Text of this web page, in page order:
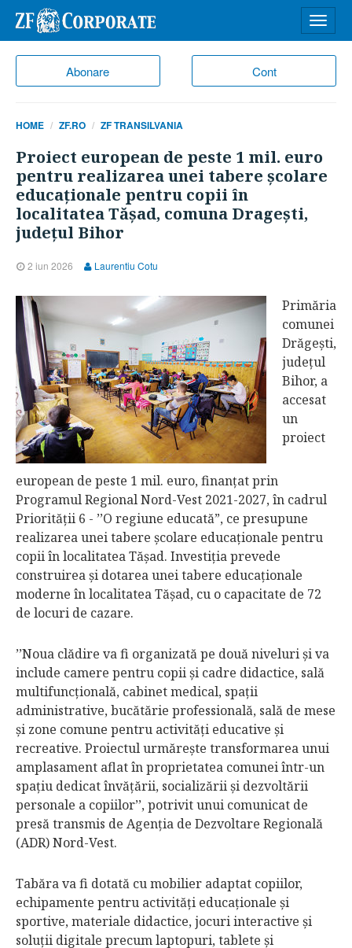
Abonare Cont
meniu
HOME ZF.RO ZF TRANSILVANIA
Proiect european de peste 1 mil. euro
pentru realizarea unei tabere şcolare
educaţionale pentru copii în
localitatea Tăşad, comuna Drageşti,
judeţul Bihor
2 iun 2026 Laurentiu Cotu
Primăria
comunei
Drăgeşti,
judeţul
Bihor, a
accesat
un
proiect
european de peste 1 mil. euro, finanţat prin
Programul Regional Nord-Vest 2021-2027, în cadrul
Priorităţii 6 - ’’O regiune educată”, ce presupune
realizarea unei tabere şcolare educaţionale pentru
copii în localitatea Tăşad. Investiţia prevede
construirea şi dotarea unei tabere educaţionale
moderne în localitatea Tăşad, cu o capacitate de 72
de locuri de cazare.
’’Noua clădire va fi organizată pe două niveluri şi va
include camere pentru copii şi cadre didactice, sală
multifuncţională, cabinet medical, spaţii
administrative, bucătărie professională, sală de mese
şi zone comune pentru activităţi educative şi
recreative. Proiectul urmăreşte transformarea unui
amplasament aflat în proprietatea comunei într-un
spaţiu dedicat învăţării, socializării şi dezvoltării
personale a copiilor’’, potrivit unui comunicat de
presă transmis de Agenţia de Dezvoltare Regională
(ADR) Nord-Vest.
Tabăra va fi dotată cu mobilier adaptat copiilor,
echipamente pentru activităţi educaţionale şi
sportive, materiale didactice, jocuri interactive şi
soluţii digitale precum laptopuri, tablete şi